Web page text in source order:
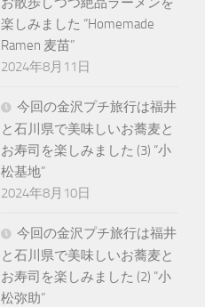
楽しみました “Homemade
Ramen 麦苗”
2024年8月11日
今回の金沢プチ旅行は福井
と石川県で美味しいお蕎麦と
お寿司を楽しみました (3) “小
松基地”
2024年8月10日
今回の金沢プチ旅行は福井
と石川県で美味しいお蕎麦と
お寿司を楽しみました (2) “小
松弥助”